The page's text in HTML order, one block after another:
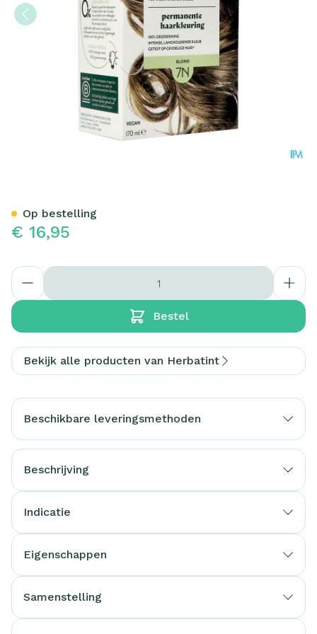
€ 16,95
Aantal
Bestel
Op bestelling
Bekijk alle producten van Herbatint
Beschikbare leveringsmethoden
Beschrijving
Indicatie
Eigenschappen
Samenstelling